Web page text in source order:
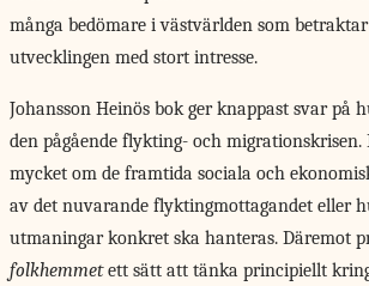
många bedömare i västvärlden som
utvecklingen med stort intresse.
Johansson Heinös bokger knappast svar på
den pågående flykting- och migrationskrisen.
mycket om de framtida sociala och
av det nuvarande flyktingmottagandet eller
utmaningar konkret ska hanteras. Däremot
folkhemmetett sätt att tänka principiellt